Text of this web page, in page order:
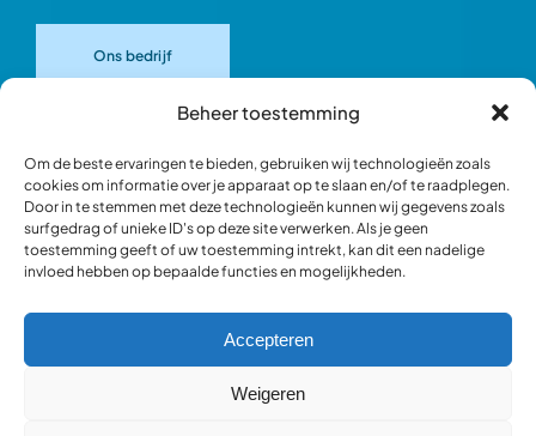
Beheer toestemming
Om de beste ervaringen te bieden, gebruiken wij technologieën zoals
cookies om informatie over je apparaat op te slaan en/of te raadplegen.
Door in te stemmen met deze technologieën kunnen wij gegevens zoals
surfgedrag of unieke ID's op deze site verwerken. Als je geen
toestemming geeft of uw toestemming intrekt, kan dit een nadelige
invloed hebben op bepaalde functies en mogelijkheden.
Accepteren
Weigeren
Ons bedrijf
Ons team
Blik in de werkplaats